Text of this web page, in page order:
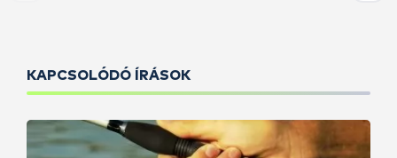
KAPCSOLÓDÓ ÍRÁSOK